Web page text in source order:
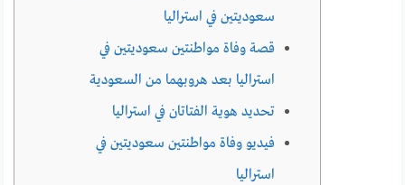
سعوديتين في استراليا
قصة وفاة مواطنتين سعوديتين في
استراليا بعد هروبهما من السعودية
تحديد هوية الفتاتان في استراليا
فيديو وفاة مواطنتين سعوديتين في
استراليا